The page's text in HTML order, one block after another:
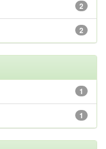
2
2
1
1